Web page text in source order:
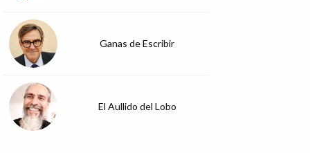
Ganas de Escribir
El Aullido del Lobo